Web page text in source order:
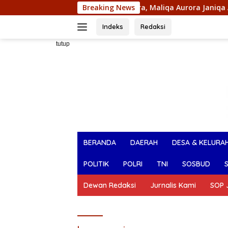
ke
Breaking News
Indonesia Sultra, Maliqa Aurora Janiqa Akan Mewakili
Indeks Redaksi
tutup
BERANDA DAERAH DESA &
POLITIK POLRI TNI SOSBUD
Dewan Redaksi Jurnalis Kami SOP